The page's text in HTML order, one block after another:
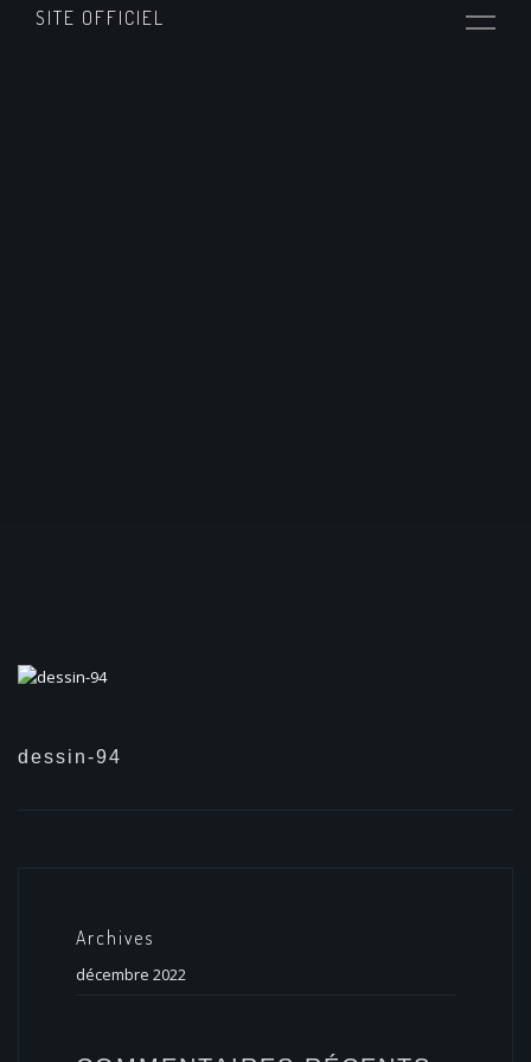
SITE OFFICIEL
dessin-94
Archives
décembre 2022